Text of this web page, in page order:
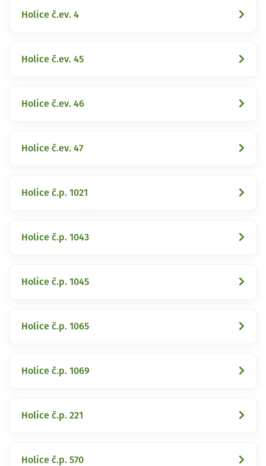
Holice č.ev. 4
Holice č.ev. 45
Holice č.ev. 46
Holice č.ev. 47
Holice č.p. 1021
Holice č.p. 1043
Holice č.p. 1045
Holice č.p. 1065
Holice č.p. 1069
Holice č.p. 221
Holice č.p. 570